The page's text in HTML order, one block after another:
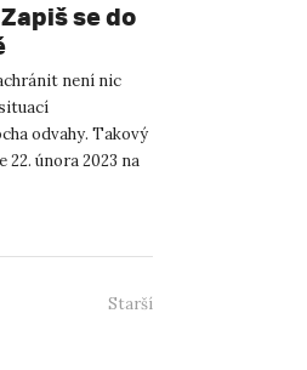
se do
není nic
odvahy. Takový
února 2023 na
Starší